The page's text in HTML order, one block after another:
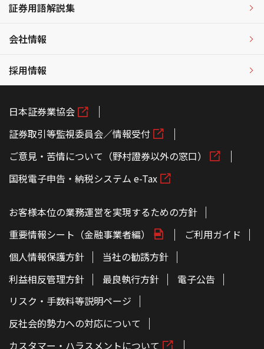
証券用語解説集
会社情報
採用情報
日本証券業協会
証券取引等監視委員会／情報受付
ご意見・苦情について（野村證券以外の窓口）
国税電子申告・納税システム e-Tax
お客様本位の業務運営を実現するための方針
重要情報シート（金融事業者編）
ご利用ガイド
個人情報保護方針
当社の勧誘方針
利益相反管理方針
最良執行方針
電子公告
リスク・手数料等説明ページ
反社会的勢力への対応について
カスタマー・ハラスメントについて